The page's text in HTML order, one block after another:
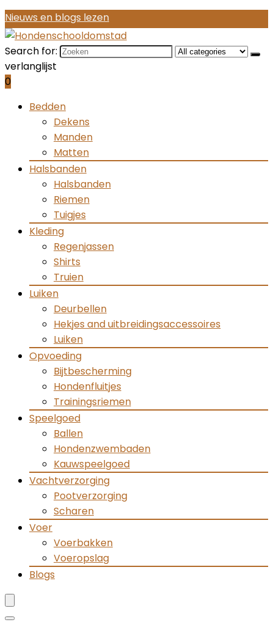
Nieuws en blogs lezen
Search for:
verlanglijst
0
Bedden
Dekens
Manden
Matten
Halsbanden
Halsbanden
Riemen
Tuigjes
Kleding
Regenjassen
Shirts
Truien
Luiken
Deurbellen
Hekjes and uitbreidingsaccessoires
Luiken
Opvoeding
Bijtbescherming
Hondenfluitjes
Trainingsriemen
Speelgoed
Ballen
Hondenzwembaden
Kauwspeelgoed
Vachtverzorging
Pootverzorging
Scharen
Voer
Voerbakken
Voeropslag
Blogs